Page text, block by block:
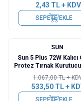
2,43 TL + KDV
SEPETE EKLE
SUN
Sun 5 Plus 72W Kalıcı
Protez Tırnak
Gold
1.067,00TL +
533,50TL +
SEPETE EKLE